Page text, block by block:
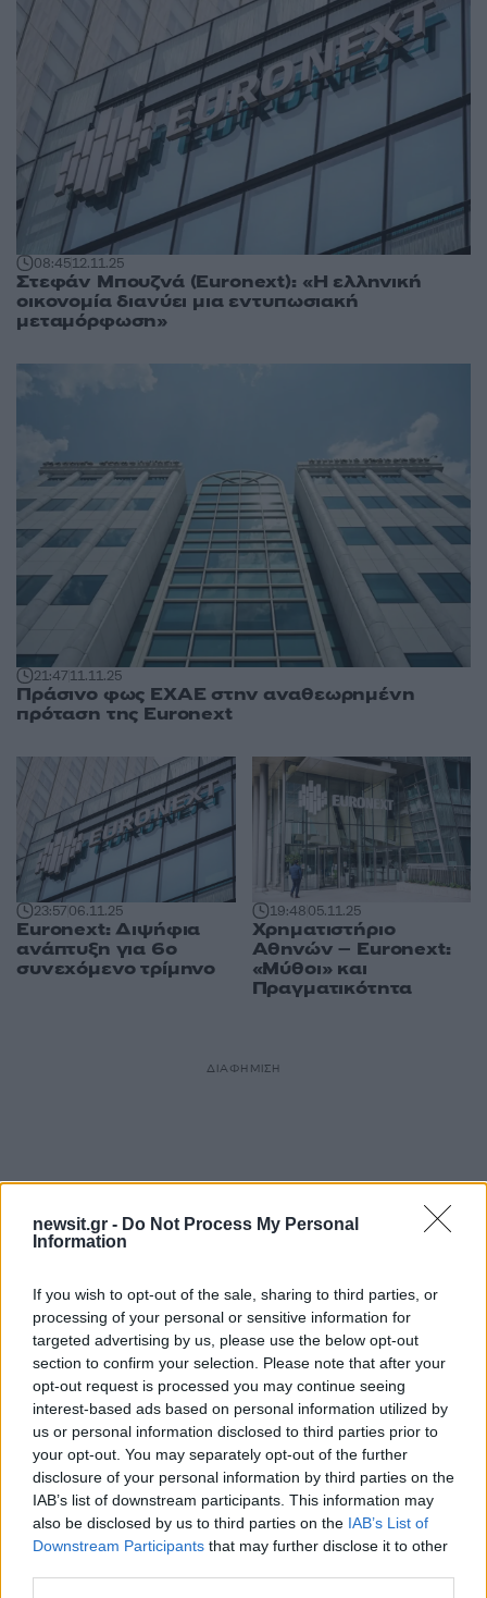
newsit.gr - Do Not Process My Personal
Information
If you wish to opt-out of the sale, sharing to third parties, or
processing of your personal or sensitive information for
targeted advertising by us, please use the below opt-out
section to confirm your selection. Please note that after your
opt-out request is processed you may continue seeing
interest-based ads based on personal information utilized by
us or personal information disclosed to third parties prior to
your opt-out. You may separately opt-out of the further
disclosure of your personal information by third parties on the
IAB’s list of downstream participants. This information may
also be disclosed by us to third parties on the IAB’s List of
Downstream Participants that may further disclose it to other
08:4512.11.25
Στεφάν Μπουζνά (Euronext): «Η ελληνική
οικονομία διανύει μια εντυπωσιακή
μεταμόρφωση»
21:4711.11.25
Πράσινο φως ΕΧΑΕ στην αναθεωρημένη
πρόταση της Euronext
23:5706.11.25
Euronext: Διψήφια
ανάπτυξη για 6ο
συνεχόμενο τρίμηνο
19:4805.11.25
Χρηματιστήριο
Αθηνών – Euronext:
«Μύθοι» και
Πραγματικότητα
ΔΙΑΦΗΜΙΣΗ